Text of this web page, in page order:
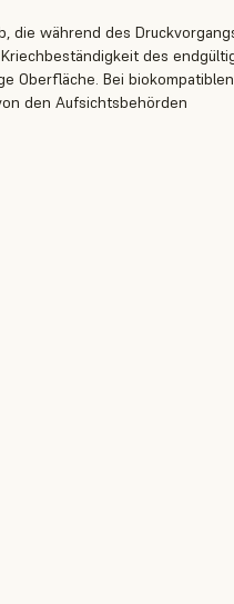
die während des
des
Oberfläche. Bei biokompatiblen
den Aufsichtsbehörden